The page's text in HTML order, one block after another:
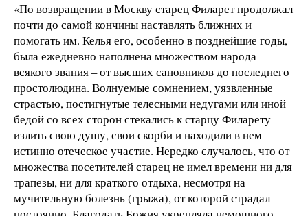
«По возвращении в Москву старец Филарет продолжал
почти до самой кончины наставлять ближних и
помогать им. Келья его, особенно в позднейшие годы,
была ежедневно наполнена множеством народа
всякого звания – от высших сановников до последнего
простолюдина. Волнуемые сомнением, уязвленные
страстью, постигнутые телесными недугами или иной
бедой со всех сторон стекались к старцу Филарету
излить свою душу, свои скорби и находили в нем
истинно отеческое участие. Нередко случалось, что от
множества посетителей старец не имел времени ни для
трапезы, ни для краткого отдыха, несмотря на
мучительную болезнь (грыжа), от которой страдал